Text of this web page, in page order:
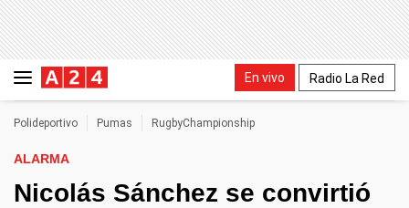
En vivo Radio La Red
Polideportivo Pumas RugbyChampionship
ALARMA
Nicolás Sánchez se convirtió